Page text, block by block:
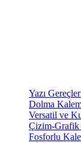
Yazı
Dolma
Versatil ve
Çizim-Grafik
Fosforlu